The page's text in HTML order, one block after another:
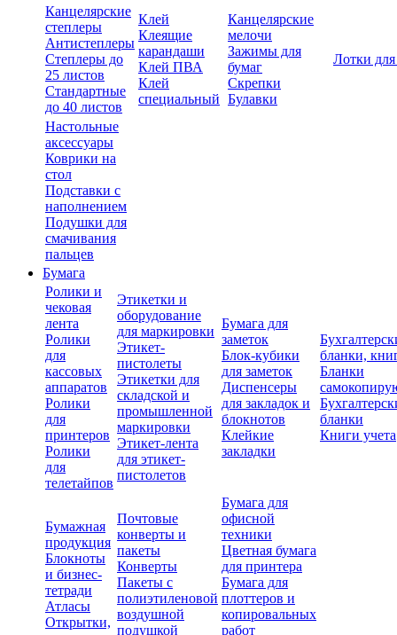
Канцелярские
степлеры
Антистеплеры
Степлеры до
25 листов
Стандартные
до 40 листов
Клей
Клеящие
карандаши
Клей ПВА
Клей
специальный
Канцелярские
мелочи
Зажимы для
бумаг
Скрепки
Булавки
Лотки
Настольные
аксессуары
Коврики на
стол
Подставки с
наполнением
Подушки для
смачивания
пальцев
Бумага
Ролики и
чековая
лента
Ролики
для
кассовых
аппаратов
Ролики
для
принтеров
Ролики
для
телетайпов
Этикетки и
оборудование
для маркировки
Этикет-
пистолеты
Этикетки для
складской и
промышленной
маркировки
Этикет-лента
для этикет-
пистолетов
Бумага для
заметок
Блок-кубики
для заметок
Диспенсеры
для закладок и
блокнотов
Клейкие
закладки
бланки,
Бланки
бланки
Книги учета
Бумажная
продукция
Блокноты
и бизнес-
тетради
Атласы
Открытки,
Почтовые
конверты и
пакеты
Конверты
Пакеты с
полиэтиленовой
воздушной
подушкой
Бумага для
офисной
техники
Цветная бумага
для принтера
Бумага для
плоттеров и
копировальных
работ